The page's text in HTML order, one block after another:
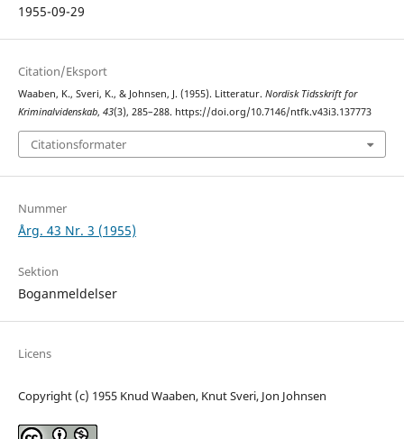
1955-09-29
Citation/Eksport
Waaben, K., Sveri, K., & Johnsen, J. (1955). Litteratur. Nordisk Tidsskrift for
Kriminalvidenskab, 43(3), 285–288. https://doi.org/10.7146/ntfk.v43i3.137773
Citationsformater
Nummer
Årg. 43 Nr. 3 (1955)
Sektion
Boganmeldelser
Licens
Copyright (c) 1955 Knud Waaben, Knut Sveri, Jon Johnsen